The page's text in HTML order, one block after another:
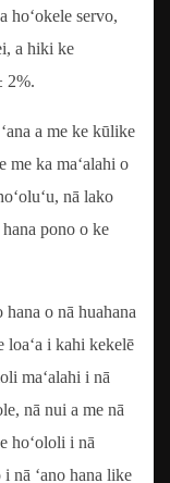
hoʻokele servo,
a hiki ke
2%.
a me ke kūlike
me ka maʻalahi o
nā lako
hana pono o ke
o nā huahana
i kahi kekelē
maʻalahi i nā
nā nui a me nā
hoʻololi i nā
nā ʻano hana like